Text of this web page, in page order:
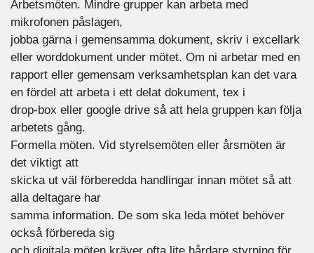
Arbetsmöten. Mindre grupper kan arbeta med
mikrofonen påslagen,
jobba gärna i gemensamma dokument, skriv i excellark
eller worddokument under mötet. Om ni arbetar med en
rapport eller gemensam verksamhetsplan kan det vara
en fördel att arbeta i ett delat dokument, tex i
drop-box eller google drive så att hela gruppen kan följa
arbetets gång.
Formella möten. Vid styrelsemöten eller årsmöten är
det viktigt att
skicka ut väl förberedda handlingar innan mötet så att
alla deltagare har
samma information. De som ska leda mötet behöver
också förbereda sig